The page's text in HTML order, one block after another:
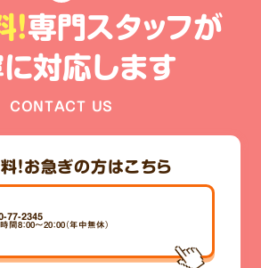
!専門スタッフが
対応します
CONTACT US
！お急ぎの方はこちら
77-2345
間8：00～20：00（年中無休）